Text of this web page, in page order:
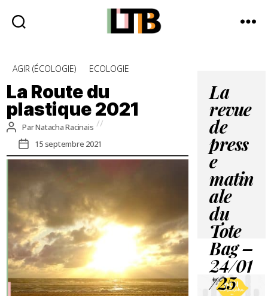
Média
d'information
Catégories
AGIR (ÉCOLOGIE) ECOLOGIE
La Route du
plastique 2021
Auteur
de
l’article
ParNatacha Racinais
Date
de
15 septembre 2021
La
revue
de
press
e
matin
ale
du
Tote
Bag –
24/01
/25